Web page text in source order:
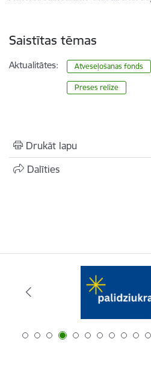
Saistītas tēmas
Aktualitātes: Atveseļošanas fonds
Preses relīze
Drukāt lapu
Dalīties